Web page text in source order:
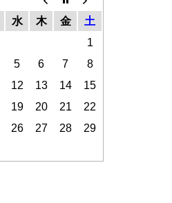
水 木 金
土
1
5 6 7
8
12 13 14
15
19 20 21
22
26 27 28
29